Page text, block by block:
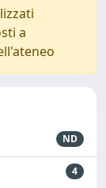
a
ND
4